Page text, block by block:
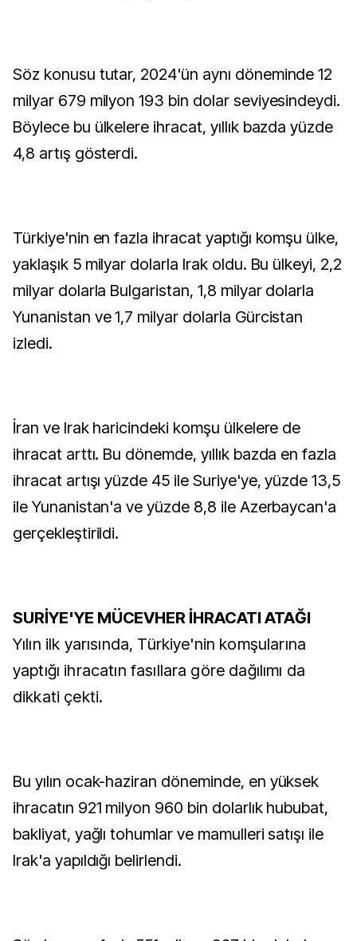
Söz konusu tutar, 2024'ün aynı döneminde 12
milyar 679 milyon 193 bin dolar seviyesindeydi.
Böylece bu ülkelere ihracat, yıllık bazda yüzde
4,8 artış gösterdi.
Türkiye'nin en fazla ihracat yaptığı komşu ülke,
yaklaşık 5 milyar dolarla Irak oldu. Bu ülkeyi, 2,2
milyar dolarla Bulgaristan, 1,8 milyar dolarla
Yunanistan ve 1,7 milyar dolarla Gürcistan
izledi.
İran ve Irak haricindeki komşu ülkelere de
ihracat arttı. Bu dönemde, yıllık bazda en fazla
ihracat artışı yüzde 45 ile Suriye'ye, yüzde 13,5
ile Yunanistan'a ve yüzde 8,8 ile Azerbaycan'a
gerçekleştirildi.
SURİYE'YE MÜCEVHER İHRACATI ATAĞI
Yılın ilk yarısında, Türkiye'nin komşularına
yaptığı ihracatın fasıllara göre dağılımı da
dikkati çekti.
Bu yılın ocak-haziran döneminde, en yüksek
ihracatın 921 milyon 960 bin dolarlık hububat,
bakliyat, yağlı tohumlar ve mamulleri satışı ile
Irak'a yapıldığı belirlendi.